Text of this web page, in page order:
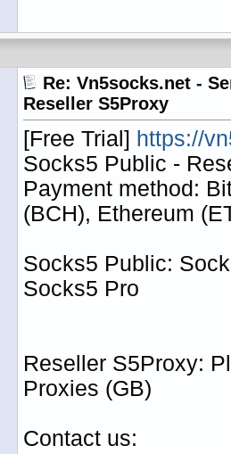
Re: Vn5socks.net -
Reseller S5Proxy
[Free Trial] https://
Socks5 Public -
Payment method:
(BCH), Ethereum
Socks5 Public:
Socks5 Pro
Reseller S5Proxy:
Proxies (GB)
Contact us: